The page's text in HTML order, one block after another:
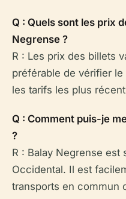
Q : Quels sont les prix
Negrense ?
R : Les prix des billets
préférable de vérifier
les tarifs les plus
Q : Comment puis-je
?
R : Balay Negrense est
Occidental. Il est
transports en commun